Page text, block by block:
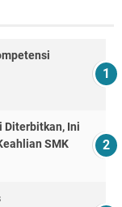
Diterbitkan, Ini
SMK